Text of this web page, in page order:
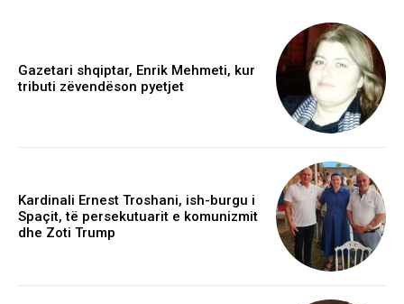
Gazetari shqiptar, Enrik Mehmeti, kur
tributi zëvendëson pyetjet
Kardinali Ernest Troshani, ish-burgu i
Spaçit, të persekutuarit e komunizmit
dhe Zoti Trump